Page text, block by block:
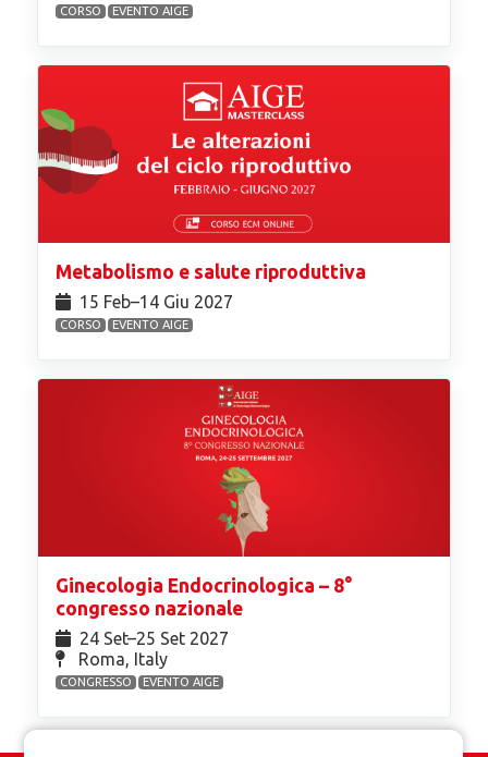
CORSO EVENTO AIGE
Metabolismo e salute riproduttiva
15 Feb⁠–14 Giu 2027
CORSO EVENTO AIGE
Ginecologia Endocrinologica – 8°
congresso nazionale
24 Set⁠–25 Set 2027
Roma, Italy
CONGRESSO EVENTO AIGE